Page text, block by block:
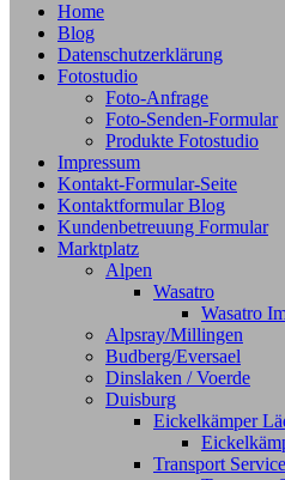
Home
Blog
Datenschutzerklärung
Fotostudio
Foto-Anfrage
Foto-Senden-Formular
Produkte Fotostudio
Impressum
Kontakt-Formular-Seite
Kontaktformular Blog
Kundenbetreuung Formular
Marktplatz
Alpen
Wasatro
Wasatro
Alpsray/Millingen
Budberg/Eversael
Dinslaken / Voerde
Duisburg
Eickelkämper
Transport